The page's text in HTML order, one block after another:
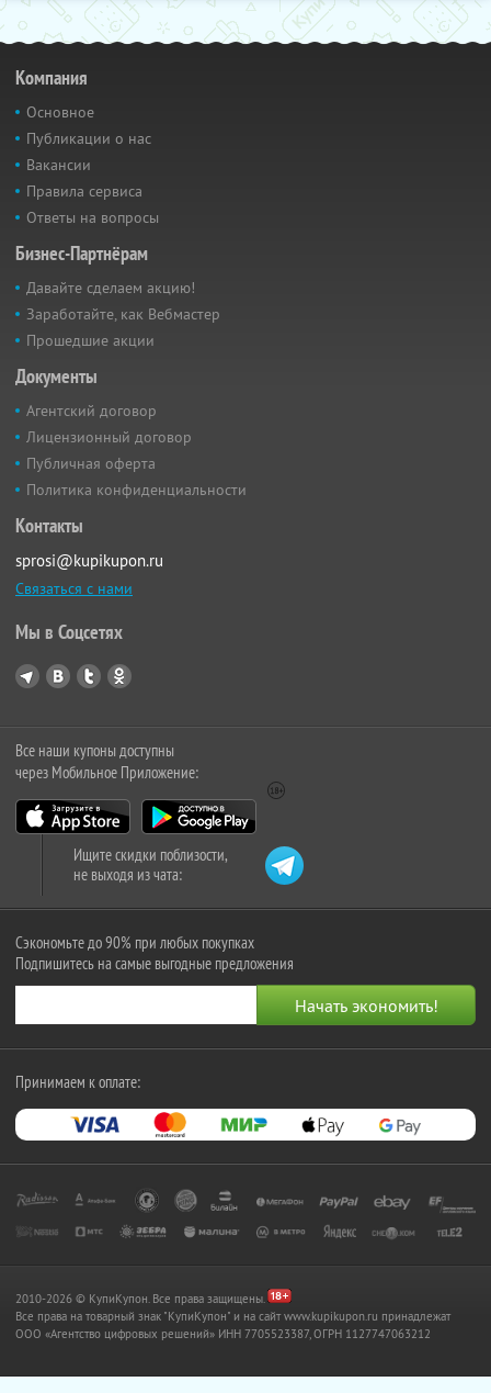
Компания
Основное
Публикации о нас
Вакансии
Правила сервиса
Ответы на вопросы
Бизнес-Партнёрам
Давайте сделаем акцию!
Заработайте, как Вебмастер
Прошедшие акции
Документы
Агентский договор
Лицензионный договор
Публичная оферта
Политика конфиденциальности
Контакты
sprosi@kupikupon.ru
Связаться с нами
Мы в Соцсетях
Все наши купоны доступны
через Мобильное Приложение:
Ищите скидки поблизости,
не выходя из чата:
Сэкономьте до 90% при любых покупках
Подпишитесь на самые выгодные предложения
Принимаем к оплате:
2010-2026 © КупиКупон. Все права защищены.
Все права на товарный знак "КупиКупон" и на сайт www.kupikupon.ru принадлежат
OOO «Агентство цифровых решений» ИНН 7705523387, ОГРН 1127747063212